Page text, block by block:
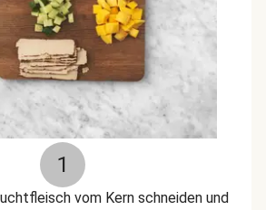
1
vom Kern schneiden und